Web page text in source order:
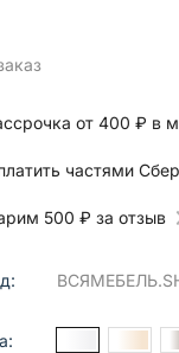
от 400 ₽ в
частями
500 ₽ за отзыв